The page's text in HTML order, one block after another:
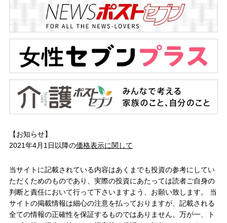
【お知らせ】
2021年4月1日以降の価格表示に関して
当サイトに記載されている内容はあくまでも投資の参考にしてい
ただくためのものであり、実際の投資にあたっては読者ご自身の
判断と責任において行って下さいますよう、お願い致します。 当
サイトの掲載情報は細心の注意を払っておりますが、記載される
全ての情報の正確性を保証するものではありません。万が一、ト